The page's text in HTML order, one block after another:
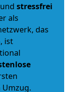
und stressfrei
als
das
ist